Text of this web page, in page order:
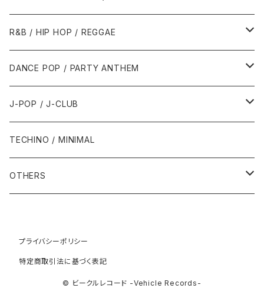
1991年
1995年
1996年
1998年
2000年
2001年
2005年
2007年
2010年代
2010年
2011年
2016年
1995年
1999年
2000年
2001年
2005年
2007年
1986年・以前
1987年
1990年代
1990年
1991年
2000年代
1990年代
1990年
1991年
1996年 - 1999年
2000年代
2000年
2001年
R&B / HIP HOP / REGGAE
1980年代
1985年・以前
1986年
1990年代
1990年
1991年
1993年
2000年代
2000年
2002年
DANCE POP / PARTY ANTHEM
1980年代
1988年・以前
1989年
1990年代
1990年
1992年
2000年代
2001年
J-POP / J-CLUB
1980年代
1990年代
1991年
2000年
TECHINO / MINIMAL
OTHERS
1985年・以前
1990年代
プライバシーポリシー
特定商取引法に基づく表記
© ビークルレコード -Vehicle Records-